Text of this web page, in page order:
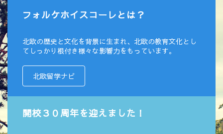
フォルケホイスコーレとは？
北欧の歴史と文化を背景に生まれ、北欧の教育文化とし
てしっかり根付き様々な影響力をもっています。
北欧留学ナビ
開校３０周年を迎えました！